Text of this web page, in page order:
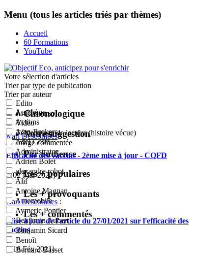
Menu (tous les articles triés par thèmes)
Accueil
60 Formations
YouTube
Votre sélection d'articles
Trier par type de publication
Edito
Article perso
Vidéo
Témoignage de lecteur (histoire vécue)
Image commentée
Trier par auteur
Acrithène
Actions
Actu-Brokers
Adel Costa
Administrator
Adrien Bolet
alexandre robot
Alif
Antoine Magnan
Automobile
Aymeric Pontier
Benjamin Aubert
Benjamin Sicard
Benoît
Bernard Basset
Chronologique
Notre suggestion
Par audience
Les + populaires
Les + provoquants
Les + commentés
Karl Descombes:
Efficacité des vaccins - 2ème mise à jour - CQFD
- (02 Mar 2021)
Karl Descombes :
Mise à jour de l'article du 27/01/2021 sur l'efficacité des
vaccins
- (16 Fév 2021)